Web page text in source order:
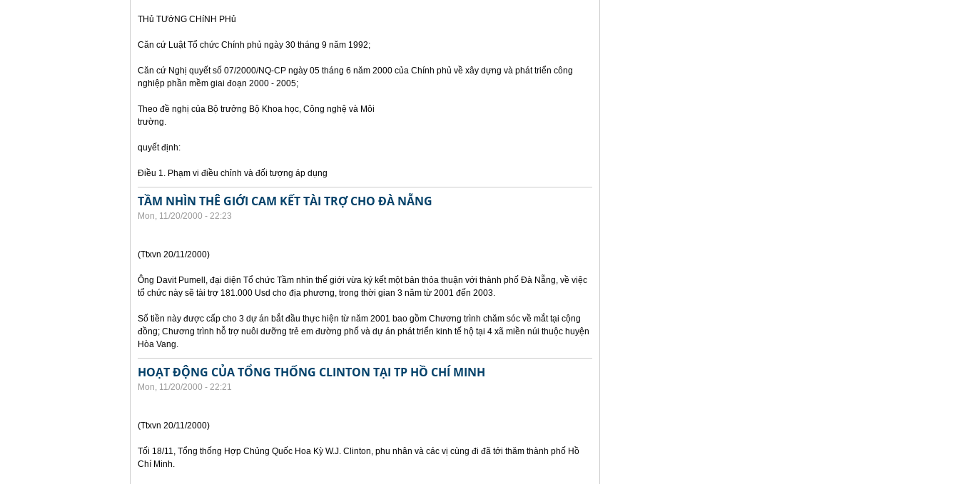
THủ TƯớNG CHíNH PHủ
Căn cứ Luật Tổ chức Chính phủ ngày 30 tháng 9 năm 1992;
Căn cứ Nghị quyết số 07/2000/NQ-CP ngày 05 tháng 6 năm 2000 của Chính phủ về xây dựng và phát triển công
nghiệp phần mềm giai đoạn 2000 - 2005;
Theo đề nghị của Bộ trưởng Bộ Khoa học, Công nghệ và Môi
trường.
quyết định:
Điều 1. Phạm vi điều chỉnh và đối tượng áp dụng
TẦM NHÌN THÊ GIỚI CAM KẾT TÀI TRỢ CHO ĐÀ NẴNG
Mon, 11/20/2000 - 22:23
(Ttxvn 20/11/2000)
Ông Davit Pumell, đại diện Tổ chức Tầm nhìn thế giới vừa ký kết một bản thỏa thuận với thành phố Đà Nẵng, về việc
tổ chức này sẽ tài trợ 181.000 Usd cho địa phương, trong thời gian 3 năm từ 2001 đến 2003.
Số tiền này được cấp cho 3 dự án bắt đầu thực hiện từ năm 2001 bao gồm Chương trình chăm sóc về mắt tại cộng
đồng; Chương trình hỗ trợ nuôi dưỡng trẻ em đường phố và dự án phát triển kinh tế hộ tại 4 xã miền núi thuộc huyện
Hòa Vang.
HOẠT ĐỘNG CỦA TỔNG THỐNG CLINTON TẠI TP HỒ CHÍ MINH
Mon, 11/20/2000 - 22:21
(Ttxvn 20/11/2000)
Tối 18/11, Tổng thống Hợp Chủng Quốc Hoa Kỳ W.J. Clinton, phu nhân và các vị cùng đi đã tới thăm thành phố Hồ
Chí Minh.